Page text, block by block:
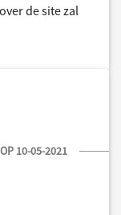
de site zal
10-05-2021